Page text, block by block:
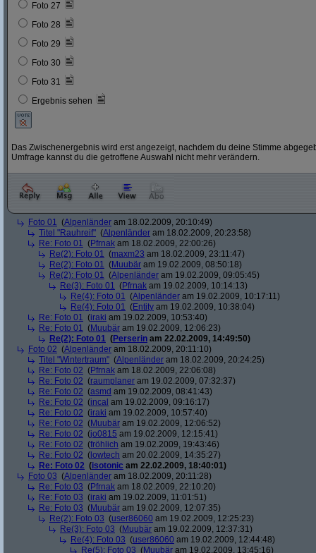
Foto 27
Foto 28
Foto 29
Foto 30
Foto 31
Ergebnis sehen
Das Zwischenergebnis wird erst angezeigt, nachdem du deine Stimme
Umfrage kannst du die getroffene Auswahl nicht mehr verändern.
Foto 01 (Alpenländer am 18.02.2009, 20:10:49)
Titel "Rauhreif" (Alpenländer am 18.02.2009, 20:23:58)
Re: Foto 01 (Pfrnak am 18.02.2009, 22:00:26)
Re(2): Foto 01 (maxm23 am 18.02.2009, 23:11:47)
Re(2): Foto 01 (Muubär am 19.02.2009, 08:50:18)
Re(2): Foto 01 (Alpenländer am 19.02.2009, 09:05:45)
Re(3): Foto 01 (Pfrnak am 19.02.2009, 10:14:13)
Re(4): Foto 01 (Alpenländer am 19.02.2009, 10:17:11)
Re(4): Foto 01 (Entity am 19.02.2009, 10:38:04)
Re: Foto 01 (iraki am 19.02.2009, 10:53:40)
Re: Foto 01 (Muubär am 19.02.2009, 12:06:23)
Re(2): Foto 01 (Perserin am 22.02.2009, 14:49:50)
Foto 02 (Alpenländer am 18.02.2009, 20:11:10)
Titel "Wintertraum" (Alpenländer am 18.02.2009, 20:24:25)
Re: Foto 02 (Pfrnak am 18.02.2009, 22:06:08)
Re: Foto 02 (raumplaner am 19.02.2009, 07:32:37)
Re: Foto 02 (asmd am 19.02.2009, 08:41:43)
Re: Foto 02 (incal am 19.02.2009, 09:16:17)
Re: Foto 02 (iraki am 19.02.2009, 10:57:40)
Re: Foto 02 (Muubär am 19.02.2009, 12:06:52)
Re: Foto 02 (jo0815 am 19.02.2009, 12:15:41)
Re: Foto 02 (fröhlich am 19.02.2009, 19:43:46)
Re: Foto 02 ( lowtech am 20.02.2009, 14:35:27)
Re: Foto 02 (isotonic am 22.02.2009, 18:40:01)
Foto 03 (Alpenländer am 18.02.2009, 20:11:28)
Re: Foto 03 (Pfrnak am 18.02.2009, 22:10:20)
Re: Foto 03 (iraki am 19.02.2009, 11:01:51)
Re: Foto 03 (Muubär am 19.02.2009, 12:07:35)
Re(2): Foto 03 (user86060 am 19.02.2009, 12:25:23)
Re(3): Foto 03 (Muubär am 19.02.2009, 12:37:31)
Re(4): Foto 03 (user86060 am 19.02.2009, 12:44:48)
Re(5): Foto 03 (Muubär am 19.02.2009, 13:45:16)